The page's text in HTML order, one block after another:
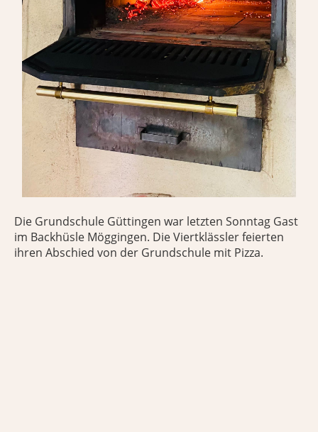
Die Grundschule Güttingen war letzten Sonntag Gast
im Backhüsle Möggingen. Die Viertklässler feierten
ihren Abschied von der Grundschule mit Pizza.